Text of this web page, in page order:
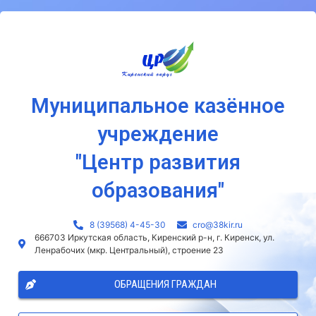
Муниципальное казённое
учреждение
"Центр развития
образования"
8 (39568) 4-45-30
сro@38kir.ru
666703 Иркутская область, Киренский р-н, г. Киренск, ул.
Ленрабочих (мкр. Центральный), строение 23
ОБРАЩЕНИЯ ГРАЖДАН